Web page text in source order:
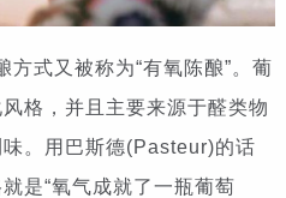
式又被称为“有氧陈酿”。葡
格，并且主要来源于醛类物
。用巴斯德(Pasteur)的话
是“氧气成就了一瓶葡萄